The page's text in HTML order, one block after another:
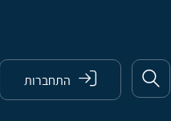
התחברות